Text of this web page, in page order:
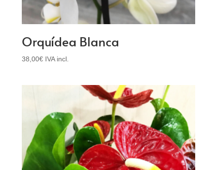
Orquídea Blanca
38,00€ IVA incl.